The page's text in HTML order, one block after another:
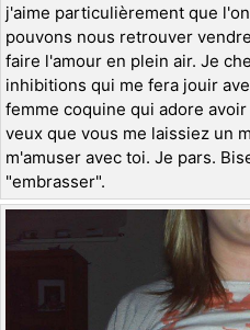
j'aime particulièrement que
pouvons nous retrouver
faire l'amour en plein air. Je
inhibitions qui me fera jouir
femme coquine qui adore
veux que vous me laissiez un
m'amuser avec toi. Je pars.
"embrasser".